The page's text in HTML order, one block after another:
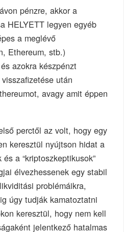
pénzre, akkor a
HELYETT legyen egyéb
a meglévő
Ethereum, stb.)
azokra készpénzt
után
avagy amit éppen
perctől az volt, hogy egy
keresztül nyújtson hidat a
a “kriptoszkeptikusok”
élvezhessenek egy stabil
problémáikra,
úgy tudják kamatoztatni
keresztül, hogy nem kell
jelentkező hatalmas